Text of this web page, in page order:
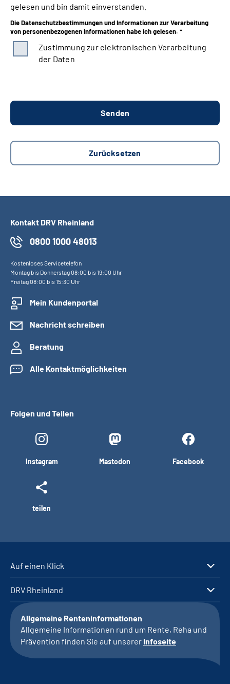
gelesen und bin damit einverstanden.
Die Datenschutzbestimmungen und Informationen zur Verarbeitung
von personenbezogenen Informationen habe ich gelesen. *
Zustimmung zur elektronischen Verarbeitung
der Daten
Kontakt DRV Rheinland
0800 1000 48013
Kostenloses Servicetelefon
Montag bis Donnerstag 08:00 bis 19:00 Uhr
Freitag 08:00 bis 15:30 Uhr
Mein Kundenportal
Nachricht schreiben
Beratung
Alle Kontaktmöglichkeiten
Folgen und Teilen
Instagram Mastodon Facebook
teilen
Auf einen Klick
DRV Rheinland
Allgemeine Renteninformationen
Allgemeine Informationen rund um Rente, Reha und
Prävention finden Sie auf unserer Infoseite